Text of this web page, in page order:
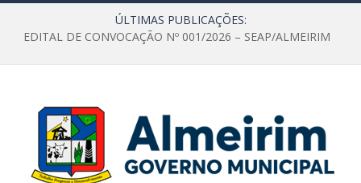
ÚLTIMAS PUBLICAÇÕES:
EDITAL DE CONVOCAÇÃO Nº 001/2026 – SEAP/ALMEIRIM